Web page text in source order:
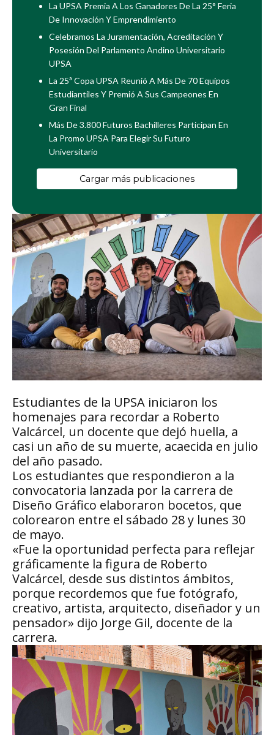
Estudiantes de la UPSA iniciaron los
homenajes para recordar a Roberto
Valcárcel, un docente que dejó huella, a
casi un año de su muerte, acaecida en julio
del año pasado.
Los estudiantes que respondieron a la
convocatoria lanzada por la carrera de
Diseño Gráfico elaboraron bocetos, que
colorearon entre el sábado 28 y lunes 30
de mayo.
«Fue la oportunidad perfecta para reflejar
gráficamente la figura de Roberto
Valcárcel, desde sus distintos ámbitos,
porque recordemos que fue fotógrafo,
creativo, artista, arquitecto, diseñador y un
pensador» dijo Jorge Gil, docente de la
carrera.
La UPSA Premia A Los Ganadores De La 25° Feria
De Innovación Y Emprendimiento
Celebramos La Juramentación, Acreditación Y
Posesión Del Parlamento Andino Universitario
UPSA
La 25ª Copa UPSA Reunió A Más De 70 Equipos
Estudiantiles Y Premió A Sus Campeones En
Gran Final
Más De 3.800 Futuros Bachilleres Participan En
La Promo UPSA Para Elegir Su Futuro
Universitario
Cargar más publicaciones